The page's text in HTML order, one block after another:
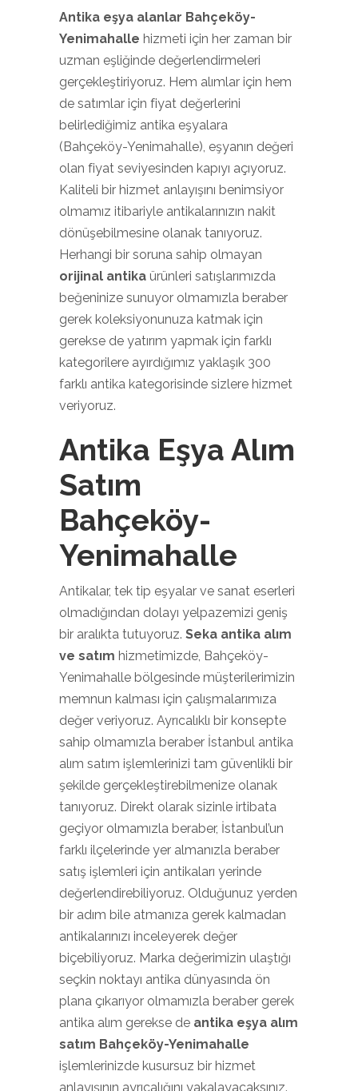
Antika eşya alanlar Bahçeköy-
Yenimahalle hizmeti için her zaman bir
uzman eşliğinde değerlendirmeleri
gerçekleştiriyoruz. Hem alımlar için hem
de satımlar için fiyat değerlerini
belirlediğimiz antika eşyalara
(Bahçeköy-Yenimahalle), eşyanın değeri
olan fiyat seviyesinden kapıyı açıyoruz.
Kaliteli bir hizmet anlayışını benimsiyor
olmamız itibariyle antikalarınızın nakit
dönüşebilmesine olanak tanıyoruz.
Herhangi bir soruna sahip olmayan
orijinal antika ürünleri satışlarımızda
beğeninize sunuyor olmamızla beraber
gerek koleksiyonunuza katmak için
gerekse de yatırım yapmak için farklı
kategorilere ayırdığımız yaklaşık 300
farklı antika kategorisinde sizlere hizmet
veriyoruz.
Antika Eşya Alım
Satım
Bahçeköy-
Yenimahalle
Antikalar, tek tip eşyalar ve sanat eserleri
olmadığından dolayı yelpazemizi geniş
bir aralıkta tutuyoruz. Seka antika alım
ve satım hizmetimizde, Bahçeköy-
Yenimahalle bölgesinde müşterilerimizin
memnun kalması için çalışmalarımıza
değer veriyoruz. Ayrıcalıklı bir konsepte
sahip olmamızla beraber İstanbul antika
alım satım işlemlerinizi tam güvenlikli bir
şekilde gerçekleştirebilmenize olanak
tanıyoruz. Direkt olarak sizinle irtibata
geçiyor olmamızla beraber, İstanbul’un
farklı ilçelerinde yer almanızla beraber
satış işlemleri için antikaları yerinde
değerlendirebiliyoruz. Olduğunuz yerden
bir adım bile atmanıza gerek kalmadan
antikalarınızı inceleyerek değer
biçebiliyoruz. Marka değerimizin ulaştığı
seçkin noktayı antika dünyasında ön
plana çıkarıyor olmamızla beraber gerek
antika alım gerekse de antika eşya alım
satım Bahçeköy-Yenimahalle
işlemlerinizde kusursuz bir hizmet
anlayışının ayrıcalığını yakalayacaksınız.